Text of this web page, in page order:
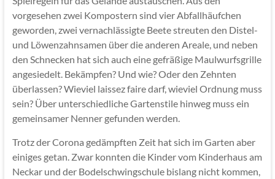
vorgesehen zwei Kompostern sind vier Abfallhäufchen
geworden, zwei vernachlässigte Beete streuten den Distel-
und Löwenzahnsamen über die anderen Areale, und neben
den Schnecken hat sich auch eine gefräßige Maulwurfsgrille
angesiedelt. Bekämpfen? Und wie? Oder den Zehnten
überlassen? Wieviel laissez faire darf, wieviel Ordnung muss
sein? Über unterschiedliche Gartenstile hinweg muss ein
gemeinsamer Nenner gefunden werden.
Trotz der Corona gedämpften Zeit hat sich im Garten aber
einiges getan. Zwar konnten die Kinder vom Kinderhaus am
Neckar und der Bodelschwingschule bislang nicht kommen,